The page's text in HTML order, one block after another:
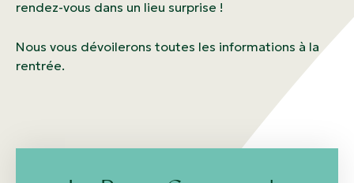
rendez-vous dans un lieu surprise !
Nous vous dévoilerons toutes les informations à la
rentrée.